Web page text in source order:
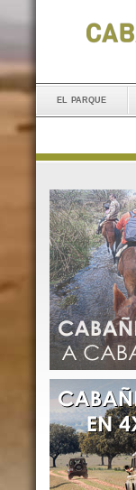
el parque